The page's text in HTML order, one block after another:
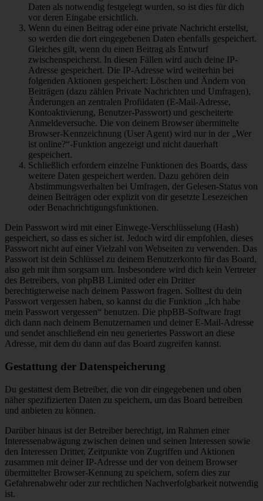
Daten als notwendig festgelegt wurden, so ist dies für dich
vor deren Eingabe ersichtlich.
Wenn du einen Beitrag oder eine private Nachricht erstellst,
so werden die dort eingegebenen Daten ebenfalls gespeichert.
Gleiches gilt, wenn du einen Beitrag als Entwurf
zwischenspeicherst. In diesen Fällen wird auch deine IP-
Adresse gespeichert. Die IP-Adresse wird weiterhin bei
folgenden Aktionen gespeichert: Löschen und Ändern von
Beiträgen (dazu zählen Private Nachrichten und Umfragen),
Änderungen an zentralen Profildaten (E-Mail-Adresse,
Kontoaktivierung, Benutzer-Passwort) und gescheiterte
Anmeldeversuche. Die von deinem Browser übermittelte
Browser-Kennzeichnung (User Agent) wird nur in der „Wer
ist online?“-Funktion angezeigt und nicht dauerhaft
gespeichert.
Schließlich erfordern einzelne Funktionen des Boards, dass
weitere Daten gespeichert werden. Dazu gehören dein
Abstimmungsverhalten bei Umfragen, der Gelesen-Status von
deinen Beiträgen oder explizit von dir gesetzte Lesezeichen
oder Benachrichtigungsfunktionen.
Dein Passwort wird mit einer Einwege-Verschlüsselung (Hash)
gespeichert, so dass es sicher ist. Jedoch wird dir empfohlen, dieses
Passwort nicht auf einer Vielzahl von Webseiten zu verwenden. Das
Passwort ist dein Schlüssel zu deinem Benutzerkonto für das Board,
also geh mit ihm sorgsam um. Insbesondere wird dich kein Vertreter
des Betreibers, von phpBB Limited oder ein Dritter
berechtigterweise nach deinem Passwort fragen. Solltest du dein
Passwort vergessen haben, so kannst du die Funktion „Ich habe
mein Passwort vergessen“ benutzen. Die phpBB-Software fragt
dich dann nach deinem Benutzernamen und deiner E-Mail-Adresse
und sendet anschließend ein neu generiertes Passwort an diese
Adresse, mit dem du dann auf das Board zugreifen kannst.
Gestattung der Datenspeicherung
Du gestattest dem Betreiber, die von dir eingegebenen und oben
näher spezifizierten Daten zu speichern, um das Board betreiben
und anbieten zu können.
Darüber hinaus ist der Betreiber berechtigt, im Rahmen einer
Interessenabwägung zwischen deinen und seinen Interessen sowie
den Interessen Dritter, Zeitpunkte von Zugriffen und Aktionen
zusammen mit deiner IP-Adresse und der von deinem Browser
übermittelter Browser-Kennung zu speichern, sofern dies zur
Gefahrenabwehr oder zur rechtlichen Nachverfolgbarkeit notwendig
ist.